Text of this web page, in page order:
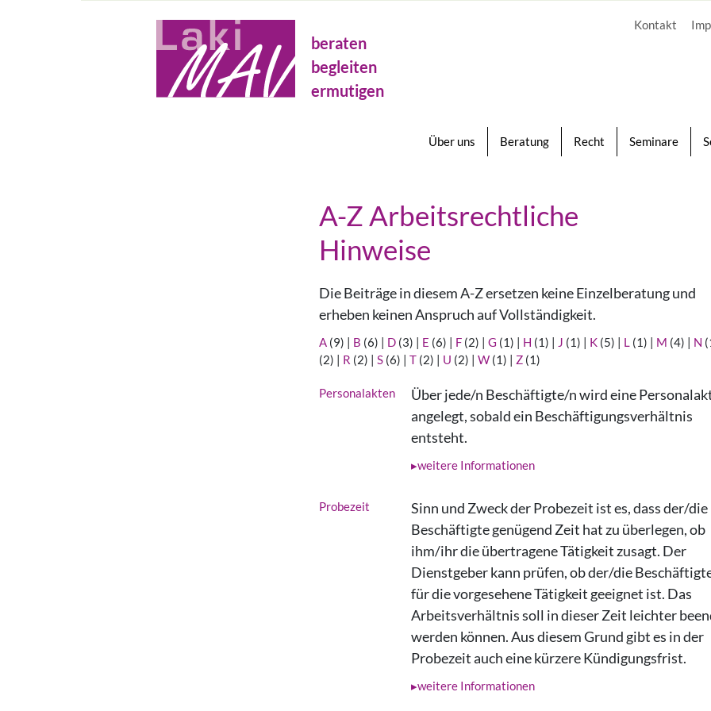
Metanavigation Kontakt
beraten
begleiten
ermutigen
Über uns Beratung Recht Seminare
A-Z Arbeitsrechtliche
Hinweise
Die Beiträge in diesem A-Z ersetzen keine Einzelberatung und
erheben keinen Anspruch auf Vollständigkeit.
A (9) | B (6) | D (3) | E (6) | F (2) | G (1) | H (1) | J (1) | K (5) | L (1) | M (4) | N
(2) | R (2) | S (6) | T (2) | U (2) | W (1) | Z (1)
Personalakten
Über jede/n Beschäftigte/n wird eine
angelegt, sobald ein Beschäftigungsverhältnis
entsteht.
weitere Informationen
Probezeit
Sinn und Zweck der Probezeit ist es, dass der/die
Beschäftigte genügend Zeit hat zu überlegen, ob
ihm/ihr die übertragene Tätigkeit zusagt. Der
Dienstgeber kann prüfen, ob der/die
für die vorgesehene Tätigkeit geeignet ist. Das
Arbeitsverhältnis soll in dieser Zeit leichter
werden können. Aus diesem Grund gibt es in der
Probezeit auch eine kürzere Kündigungsfrist.
weitere Informationen